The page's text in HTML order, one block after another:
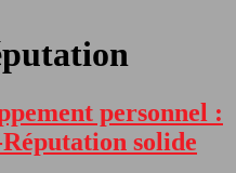
personnel :
solide